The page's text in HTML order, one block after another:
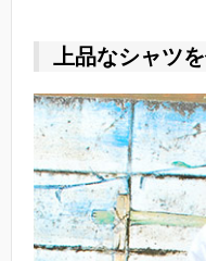
上品なシャツ